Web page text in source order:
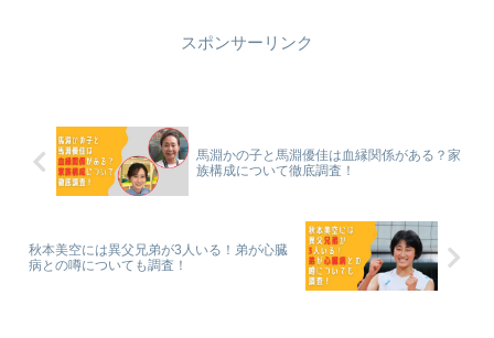
スポンサーリンク
馬淵かの子と馬淵優佳は血縁関係がある？家
族構成について徹底調査！
秋本美空には異父兄弟が3人いる！弟が心臓
病との噂についても調査！